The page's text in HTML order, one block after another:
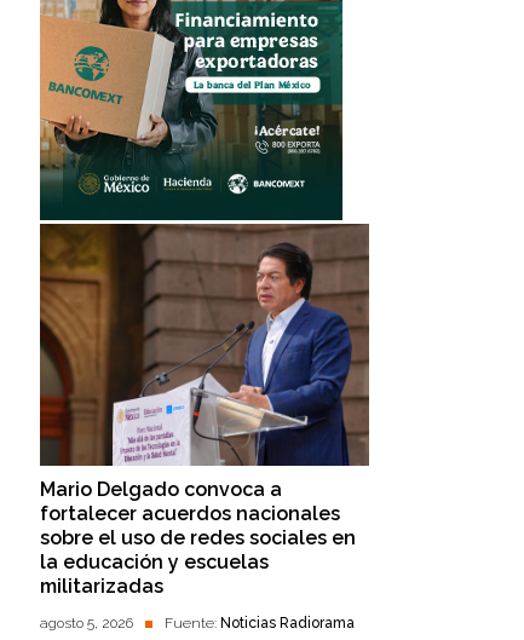
Mario Delgado convoca a
fortalecer acuerdos nacionales
sobre el uso de redes sociales en
la educación y escuelas
militarizadas
agosto 5, 2026 Fuente: Noticias Radiorama